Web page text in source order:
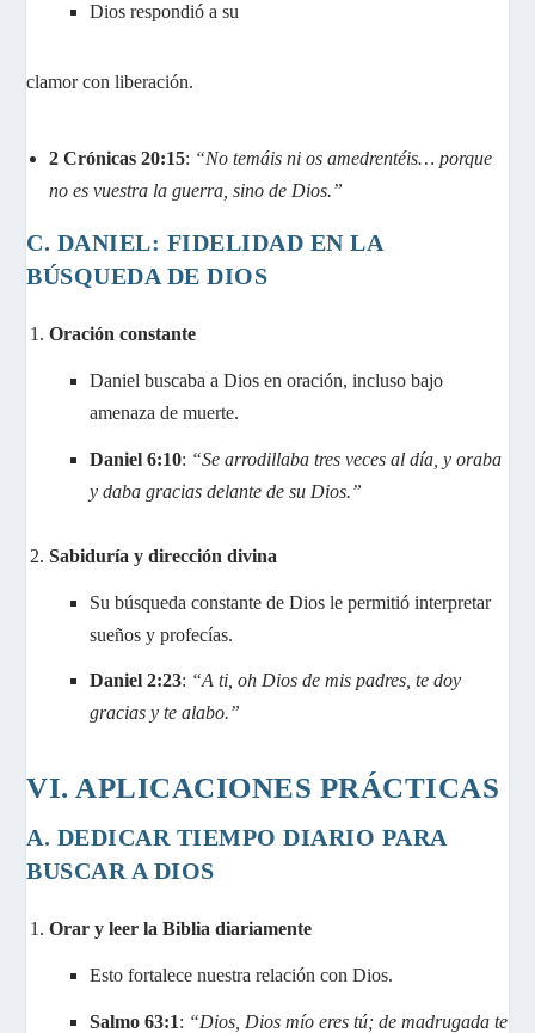
Dios respondió a su
clamor con liberación.
2 Crónicas 20:15: “No temáis ni os amedrentéis… porque
no es vuestra la guerra, sino de Dios.”
C. DANIEL: FIDELIDAD EN LA
BÚSQUEDA DE DIOS
Oración constante
Daniel buscaba a Dios en oración, incluso bajo
amenaza de muerte.
Daniel 6:10: “Se arrodillaba tres veces al día, y oraba
y daba gracias delante de su Dios.”
Sabiduría y dirección divina
Su búsqueda constante de Dios le permitió interpretar
sueños y profecías.
Daniel 2:23: “A ti, oh Dios de mis padres, te doy
gracias y te alabo.”
VI. APLICACIONES PRÁCTICAS
A. DEDICAR TIEMPO DIARIO PARA
BUSCAR A DIOS
Orar y leer la Biblia diariamente
Esto fortalece nuestra relación con Dios.
Salmo 63:1: “Dios, Dios mío eres tú; de madrugada te